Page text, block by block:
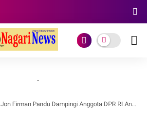
.
Jon Firman Pandu Dampingi Anggota DPR RI Andre Rosiade Tinjau Lokasi Terdampak Bencana di Kabupaten Solok.